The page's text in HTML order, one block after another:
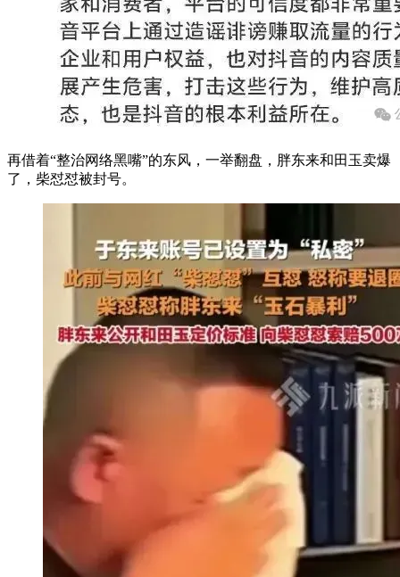
再借着“整治网络黑嘴”的东风，一举翻盘，胖东来和田玉卖爆
了，柴怼怼被封号。